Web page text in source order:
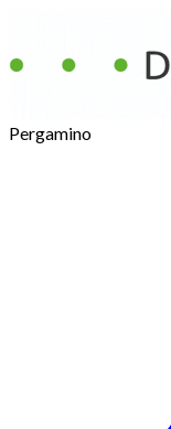
Pergamino